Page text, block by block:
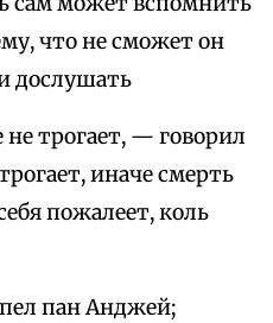
что не сможет он
дослушать
трогает, — говорил
иначе смерть
пожалеет, коль
пан Анджей;